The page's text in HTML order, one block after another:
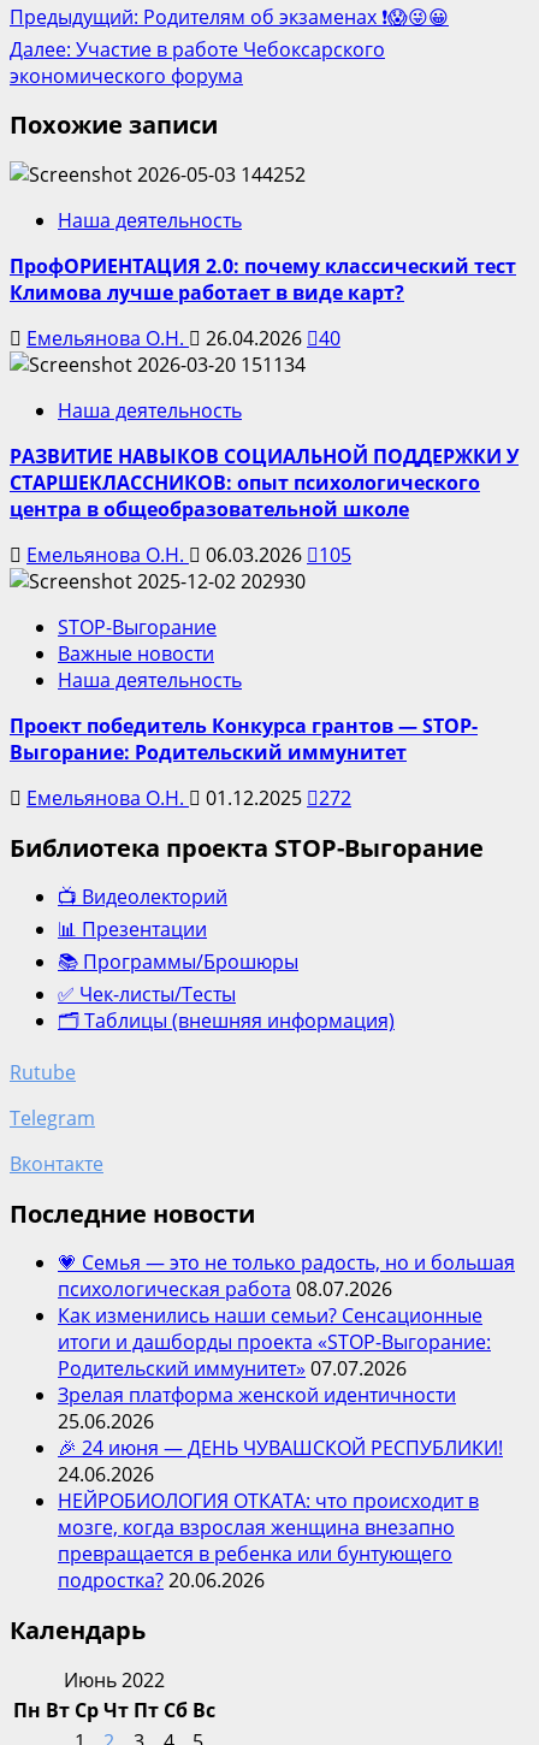
Post
navigation
Предыдущий: Родителям об экзаменах ❗️😱😜😀
Далее: Участие в работе Чебоксарского
экономического форума
Похожие записи
Наша деятельность
ПрофОРИЕНТАЦИЯ 2.0: почему классический тест
Климова лучше работает в виде карт?
Емельянова О.Н.
26.04.2026 40
Наша деятельность
РАЗВИТИЕ НАВЫКОВ СОЦИАЛЬНОЙ ПОДДЕРЖКИ У
СТАРШЕКЛАССНИКОВ: опыт психологического
центра в общеобразовательной школе
Емельянова О.Н.
06.03.2026 105
STOP-Выгорание
Важные новости
Наша деятельность
Проект победитель Конкурса грантов — STOP-
Выгорание: Родительский иммунитет
Емельянова О.Н.
01.12.2025 272
Библиотека проекта STOP-Выгорание
📺 Видеолекторий
📊 Презентации
📚 Программы/Брошюры
✅ Чек-листы/Тесты
🗂️ Таблицы (внешняя информация)
Rutube
Telegram
Вконтакте
Последние новости
💗 Семья — это не только радость, но и большая
психологическая работа 08.07.2026
Как изменились наши семьи? Сенсационные
итоги и дашборды проекта «STOP-Выгорание:
Родительский иммунитет» 07.07.2026
Зрелая платформа женской идентичности
25.06.2026
🎉 24 июня — ДЕНЬ ЧУВАШСКОЙ РЕСПУБЛИКИ!
24.06.2026
НЕЙРОБИОЛОГИЯ ОТКАТА: что происходит в
мозге, когда взрослая женщина внезапно
превращается в ребенка или бунтующего
подростка?20.06.2026
Календарь
Июнь 2022
Пн Вт СрЧт Пт Сб Вс